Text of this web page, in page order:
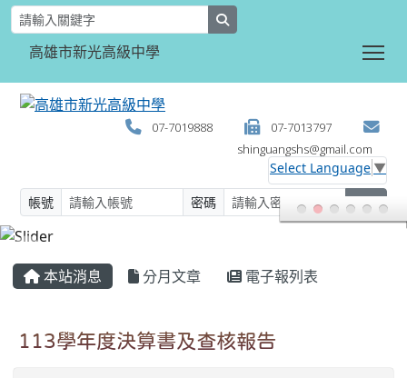
高雄市新光高級中學
07-7019888
07-7013797
shinguangshs@gmail.com
Select Language ▼
帳號
密碼 登入
本站消息 分月文章 電子報列表
113學年度決算書及查核報告